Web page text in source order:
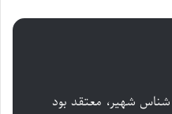
شناس شهیر، معتقد بود